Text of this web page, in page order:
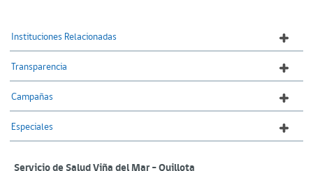
Instituciones Relacionadas
Transparencia
Campañas
Especiales
Servicio de Salud Viña del Mar – Quillota